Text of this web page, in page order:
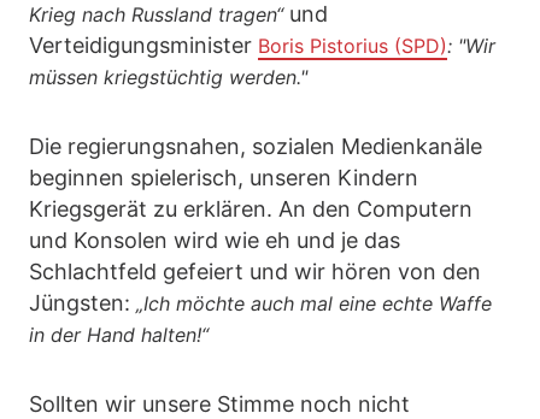
Krieg nach Russland tragen“und
Verteidigungsminister Boris Pistorius (SPD): "Wir
müssen kriegstüchtig werden."
Die regierungsnahen, sozialen Medienkanäle
beginnen spielerisch, unseren Kindern
Kriegsgerät zu erklären. An den Computern
und Konsolen wird wie eh und je das
Schlachtfeld gefeiert und wir hören von den
Jüngsten: „Ich möchte auch mal eine echte Waffe
in der Hand halten!“
Sollten wir unsere Stimme noch nicht